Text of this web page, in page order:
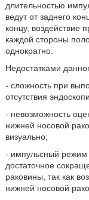
длительностью
ведут от заднего
концу, воздействие
каждой стороны
однократно.
Недостатками
- сложность при
отсутствия
- невозможность
нижней носовой
визуально;
- импульсный режим
достаточное
раковины, так как
нижней носовой